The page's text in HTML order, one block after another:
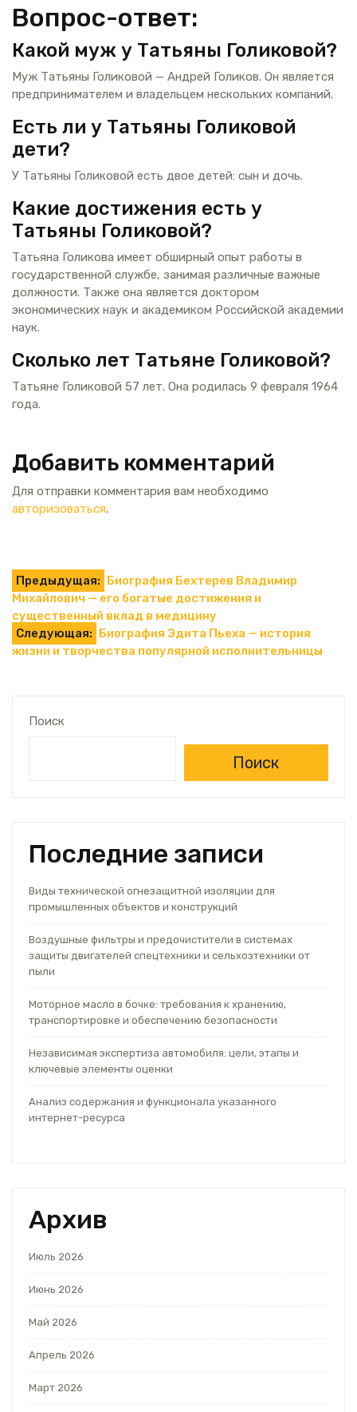
Вопрос-ответ:
Какой муж у Татьяны Голиковой?
Муж Татьяны Голиковой — Андрей Голиков. Он является
предпринимателем и владельцем нескольких компаний.
Есть ли у Татьяны Голиковой
дети?
У Татьяны Голиковой есть двое детей: сын и дочь.
Какие достижения есть у
Татьяны Голиковой?
Татьяна Голикова имеет обширный опыт работы в
государственной службе, занимая различные важные
должности. Также она является доктором
экономических наук и академиком Российской академии
наук.
Сколько лет Татьяне Голиковой?
Татьяне Голиковой 57 лет. Она родилась 9 февраля 1964
года.
Добавить комментарий
Для отправки комментария вам необходимо
авторизоваться.
Навигация
по
записям
Предыдущая: Биография Бехтерев Владимир
Михайлович — его богатые достижения и
существенный вклад в медицину
Следующая: Биография Эдита Пьеха — история
жизни и творчества популярной исполнительницы
Поиск
Поиск
Последние записи
Виды технической огнезащитной изоляции для
промышленных объектов и конструкций
Воздушные фильтры и предочистители в системах
защиты двигателей спецтехники и сельхозтехники от
пыли
Моторное масло в бочке: требования к хранению,
транспортировке и обеспечению безопасности
Независимая экспертиза автомобиля: цели, этапы и
ключевые элементы оценки
Анализ содержания и функционала указанного
интернет-ресурса
Архив
Июль 2026
Июнь 2026
Май 2026
Апрель 2026
Март 2026